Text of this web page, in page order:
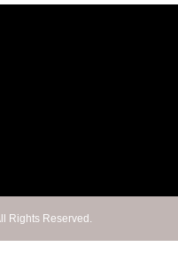
Rights Reserved.